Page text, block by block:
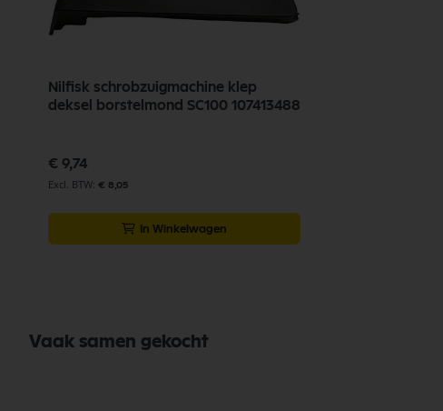
Nilfisk schrobzuigmachine klep
deksel borstelmond SC100 107413488
€ 9,74
€ 8,05
In Winkelwagen
Vaak samen gekocht